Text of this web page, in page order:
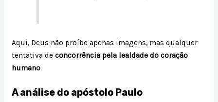
Aqui, Deus não proíbe apenas imagens, mas qualquer
tentativa de concorrência pela lealdade do coração
humano.
A análise do apóstolo Paulo